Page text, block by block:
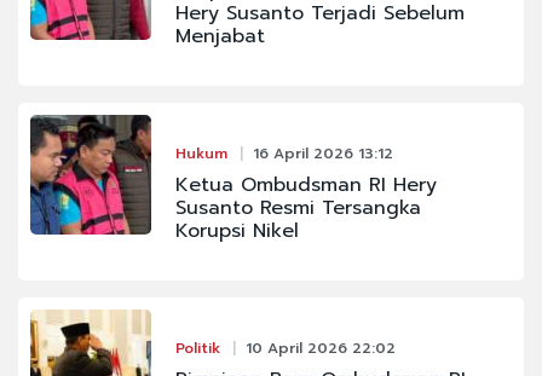
Hery Susanto Terjadi Sebelum
Menjabat
Hukum 16 April 2026 13:12
Ketua Ombudsman RI Hery
Susanto Resmi Tersangka
Korupsi Nikel
Politik 10 April 2026 22:02